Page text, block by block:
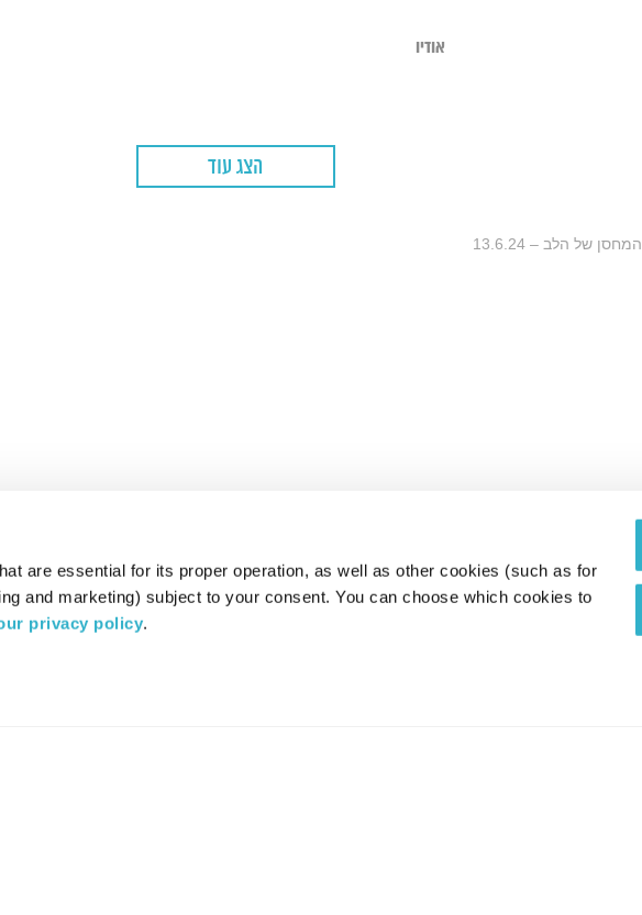
are essential for its proper operation, as well as other cookies (such as for
and marketing) subject to your consent. You can choose which cookies to
privacy policy.
אודיו
הצג עוד
המחסן של הלב – 13.6.24